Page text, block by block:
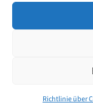
Richtlinie über